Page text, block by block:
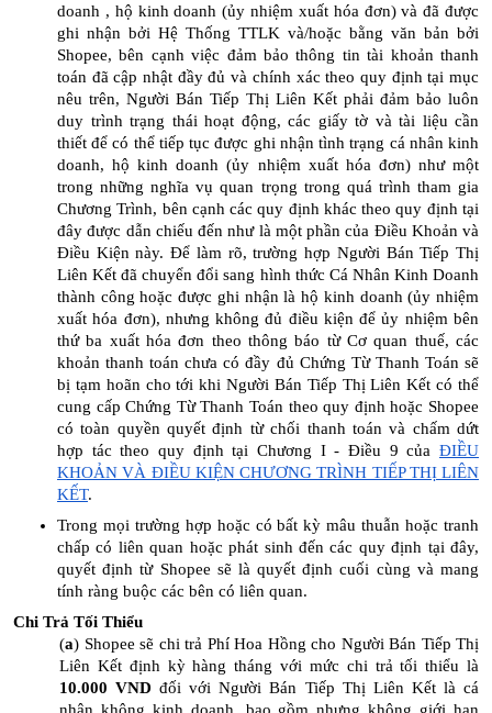
doanh , hộ kinh doanh (ủy nhiệm xuất hóa đơn) và đã được
ghi nhận bởi Hệ Thống TTLK và/hoặc bằng văn bản bởi
Shopee, bên cạnh việc đảm bảo thông tin tài khoản thanh
toán đã cập nhật đầy đủ và chính xác theo quy định tại mục
nêu trên, Người Bán Tiếp Thị Liên Kết phải đảm bảo luôn
duy trình trạng thái hoạt động, các giấy tờ và tài liệu cần
thiết để có thể tiếp tục được ghi nhận tình trạng cá nhân kinh
doanh, hộ kinh doanh (ủy nhiệm xuất hóa đơn) như một
trong những nghĩa vụ quan trọng trong quá trình tham gia
Chương Trình, bên cạnh các quy định khác theo quy định tại
đây được dẫn chiếu đến như là một phần của Điều Khoản và
Điều Kiện này. Để làm rõ, trường hợp Người Bán Tiếp Thị
Liên Kết đã chuyển đổi sang hình thức Cá Nhân Kinh Doanh
thành công hoặc được ghi nhận là hộ kinh doanh (ủy nhiệm
xuất hóa đơn), nhưng không đủ điều kiện để ủy nhiệm bên
thứ ba xuất hóa đơn theo thông báo từ Cơ quan thuế, các
khoản thanh toán chưa có đầy đủ Chứng Từ Thanh Toán sẽ
bị tạm hoãn cho tới khi Người Bán Tiếp Thị Liên Kết có thể
cung cấp Chứng Từ Thanh Toán theo quy định hoặc Shopee
có toàn quyền quyết định từ chối thanh toán và chấm dứt
hợp tác theo quy định tại Chương I - Điều 9 của ĐIỀU
KHOẢN VÀ ĐIỀU KIỆN CHƯƠNG TRÌNH TIẾP THỊ LIÊN
KẾT.
Trong mọi trường hợp hoặc có bất kỳ mâu thuẫn hoặc tranh
chấp có liên quan hoặc phát sinh đến các quy định tại đây,
quyết định từ Shopee sẽ là quyết định cuối cùng và mang
tính ràng buộc các bên có liên quan.
Chi Trả Tối Thiểu
(a) Shopee sẽ chi trả Phí Hoa Hồng cho Người Bán Tiếp Thị
Liên Kết định kỳ hàng tháng với mức chi trả tối thiểu là
10.000 VNDđối với Người Bán Tiếp Thị Liên Kết là cá